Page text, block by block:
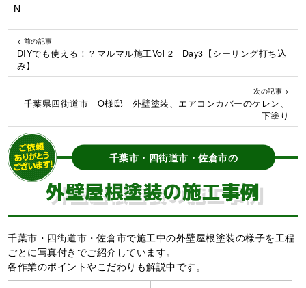
−N−
< 前の記事
DIYでも使える！？マルマル施工Vol 2 Day3【シーリング打ち込
み】
次の記事 >
千葉県四街道市 O様邸 外壁塗装、エアコンカバーのケレン、
下塗り
千葉市・四街道市・佐倉市の
外壁屋根塗装の施工事例
千葉市・四街道市・佐倉市で施工中の外壁屋根塗装の様子を工程
ごとに写真付きでご紹介しています。
各作業のポイントやこだわりも解説中です。